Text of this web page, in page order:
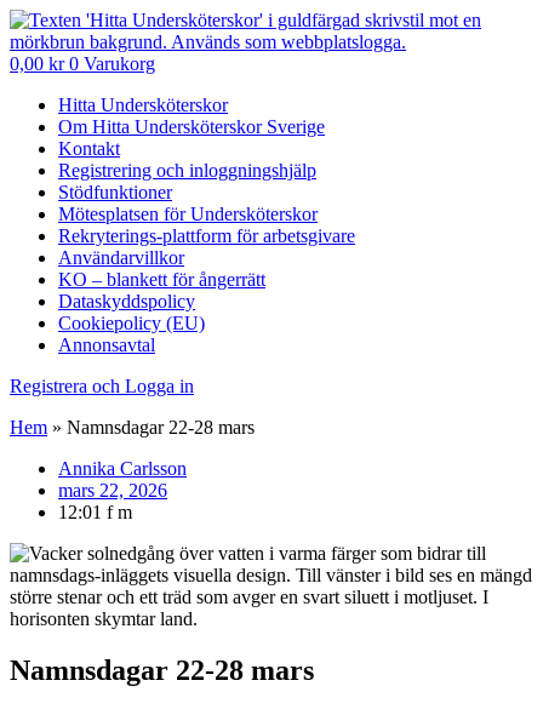
0,00 kr 0 Varukorg
Hitta Undersköterskor
Om Hitta Undersköterskor Sverige
Kontakt
Registrering och inloggningshjälp
Stödfunktioner
Mötesplatsen för Undersköterskor
Rekryterings-plattform för arbetsgivare
Användarvillkor
KO – blankett för ångerrätt
Dataskyddspolicy
Cookiepolicy (EU)
Annonsavtal
Registrera och Logga in
Hem » Namnsdagar 22-28 mars
Annika Carlsson
mars 22, 2026
12:01 f m
Namnsdagar 22-28 mars